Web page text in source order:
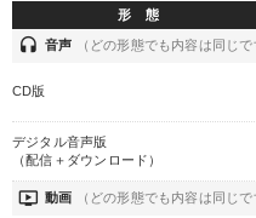
形 態
headset 音声 （どの形態でも内容は同じで
CD版
デジタル音声版
（配信＋ダウンロード）
ondemand_video 動画 （どの形態でも内容は同じで